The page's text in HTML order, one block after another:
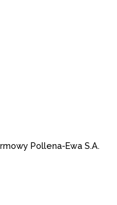
Pollena-Ewa S.A.